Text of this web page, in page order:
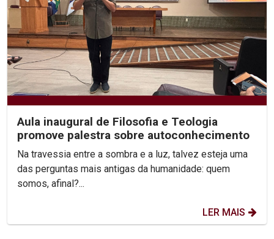
Aula inaugural de Filosofia e Teologia
promove palestra sobre autoconhecimento
Na travessia entre a sombra e a luz, talvez esteja uma
das perguntas mais antigas da humanidade: quem
somos, afinal?...
LER MAIS